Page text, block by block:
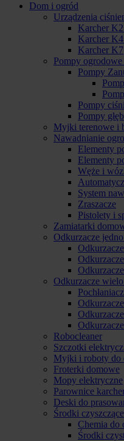
Dom i ogród
Urządzenia
Karcher
Karcher
Karcher K7
Pompy
Pompy
Pompy
Pompy
Myjki terenowe i
Nawadnianie
Elementy
Elementy
Węże i
System
Zraszacze
Pistolety i
Zamiatarki
Odkurzacze
Odkurzacze
Robocleaner
Szczotki
Myjki i roboty do
Froterki domowe
Mopy elektryczne
Parownice
Deski do
Środki
Chemia do
Środki